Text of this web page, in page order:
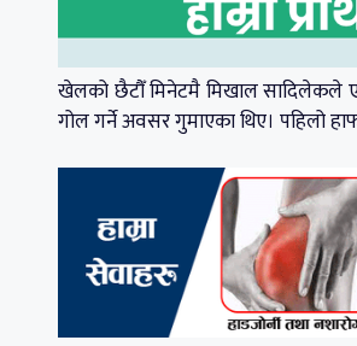
खेलको छैटौँ मिनेटमै मिखाल सादिलेकले
गोल गर्ने अवसर गुमाएका थिए। पहिलो